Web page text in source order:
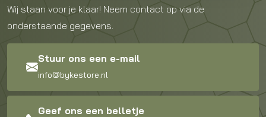
Wij staan voor je klaar! Neem contact op via de
onderstaande gegevens.
Stuur ons een e-mail
info@bykestore.nl
Geef ons een belletje